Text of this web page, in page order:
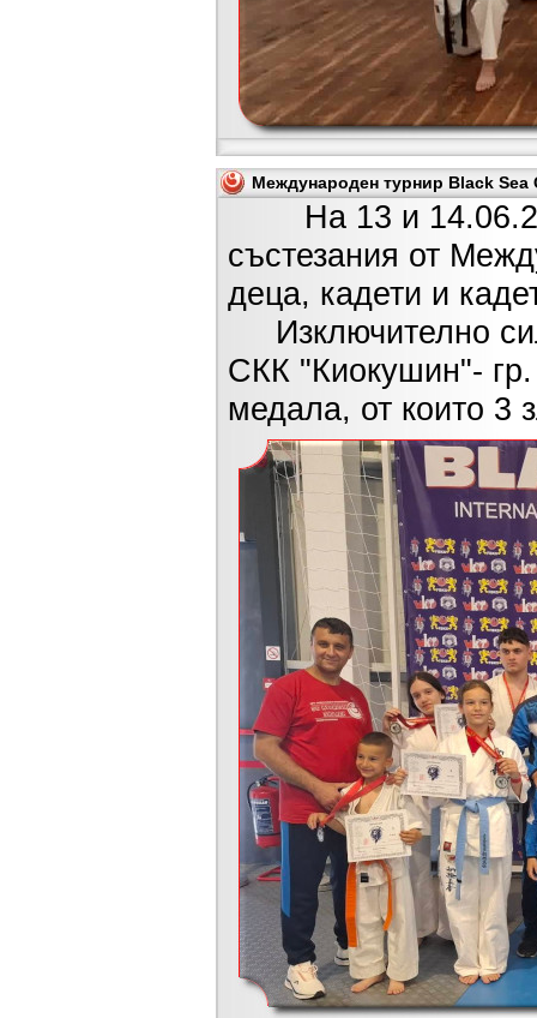
Международен турнир Black Sea
На 13 и
състезания от
деца, кадети и
Изключително
СКК "Киокушин"-
медала, от които 3